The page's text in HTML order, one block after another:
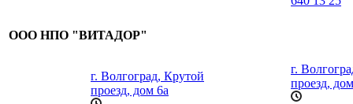
ООО НПО "ВИТАДОР"
г. Волгоград, Крутой
проезд, дом 6а
г.
проезд,